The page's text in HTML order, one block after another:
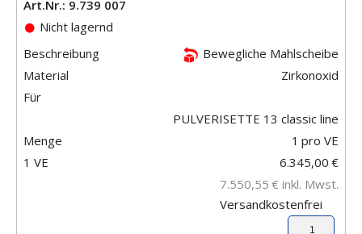
Art.Nr.: 9.739 007
Nicht lagernd
Beschreibung
Bewegliche Mahlscheibe
Material
Zirkonoxid
Für
PULVERISETTE 13 classic line
Menge
1 pro VE
1 VE
6.345,00 €
7.550,55 € inkl. Mwst.
Versandkostenfrei